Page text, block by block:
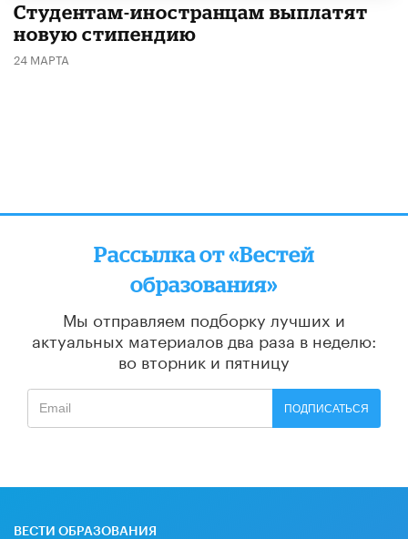
Студентам-иностранцам выплатят
новую стипендию
24 МАРТА
Рассылка от «Вестей
образования»
Мы отправляем подборку лучших и
актуальных материалов два раза в неделю:
во вторник и пятницу
ПОДПИСАТЬСЯ
ВЕСТИ ОБРАЗОВАНИЯ